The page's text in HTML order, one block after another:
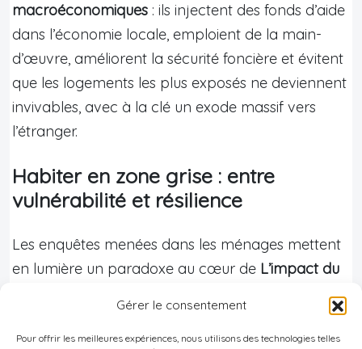
Gérer le consentement
Pour offrir les meilleures expériences, nous utilisons des technologies telles
macroéconomiques : ils injectent des fonds d’aide
dans l’économie locale, emploient de la main-
d’œuvre, améliorent la sécurité foncière et évitent
que les logements les plus exposés ne deviennent
invivables, avec à la clé un exode massif vers
l’étranger.
Habiter en zone grise : entre
vulnérabilité et résilience
Les enquêtes menées dans les ménages mettent
en lumière un paradoxe au cœur de L’impact du
climatiques (inondations, sécheresses, intrusion